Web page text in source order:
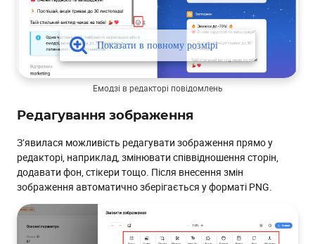
Емодзі в редакторі повідомлень
Редагування зображення
З’явилася можливість редагувати зображення прямо у
редакторі, наприклад, змінювати співвідношення сторін,
додавати фон, стікери тощо. Після внесення змін
зображення автоматично зберігається у форматі PNG.